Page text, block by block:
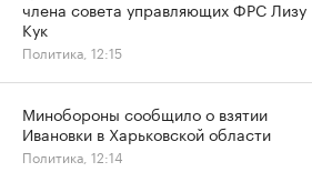
члена совета управляющих ФРС Лизу
Кук
Политика, 12:15
Минобороны сообщило о взятии
Ивановки в Харьковской области
Политика, 12:14